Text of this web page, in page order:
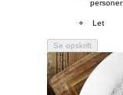
personer
Difficulty
Let
Se opskrift